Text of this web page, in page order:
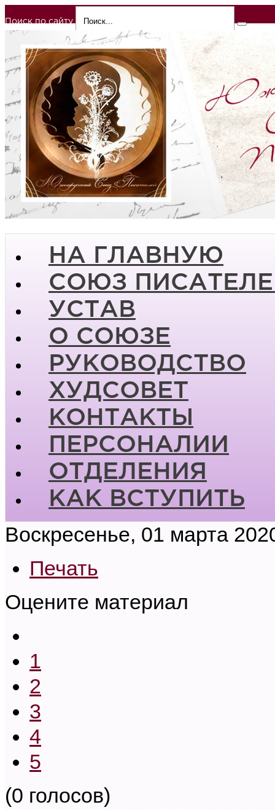
Поиск по сайту
НА ГЛАВНУЮ
СОЮЗ
УСТАВ
О СОЮЗЕ
РУКОВОДСТВО
ХУДСОВЕТ
КОНТАКТЫ
ПЕРСОНАЛИИ
ОТДЕЛЕНИЯ
КАК ВСТУПИТЬ
Воскресенье, 01 марта
Печать
Оцените материал
1
2
3
4
5
(0 голосов)